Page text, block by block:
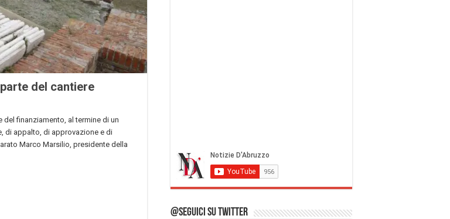
del cantiere
finanziamento, al termine di un
di appalto, di approvazione e di
Marco Marsilio, presidente della
@Seguici su Twitter